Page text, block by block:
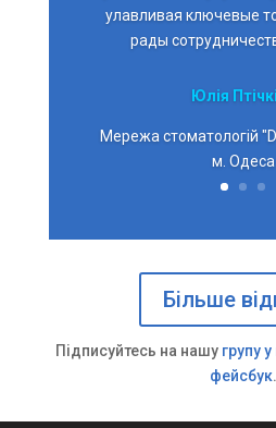
улавливая ключевые
рады
Юлія
Мережа стоматологій
м. Одеса
Більше
Підписуйтесь на нашу групу
фейсбук.